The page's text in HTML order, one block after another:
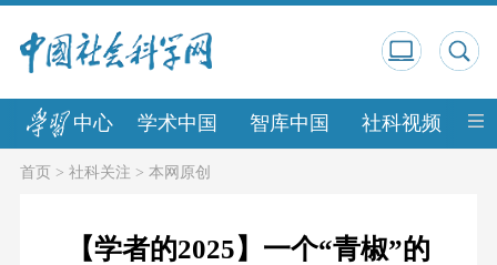
中心 学术中国 智库中国 社科视频 中
首页> 社科关注 > 本网原创
【学者的2025】一个“青椒”的